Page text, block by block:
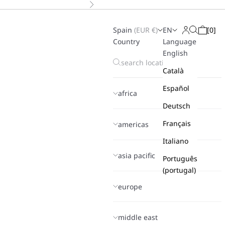
Next
Spain (EUR €)
Country
africa
americas
asia pacific
europe
middle east
EN
Language
English
Català
Español
Deutsch
Français
Italiano
Português
(portugal)
Login
Search
Cart
[0]